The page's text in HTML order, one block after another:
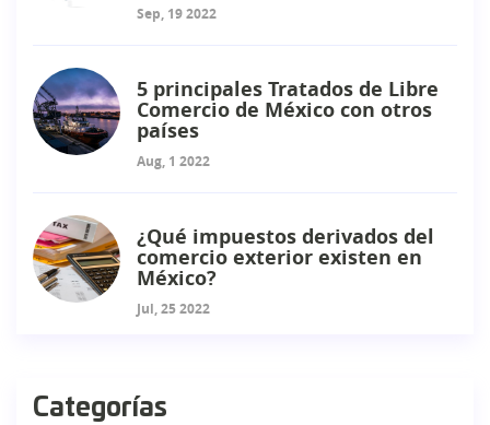
Sep, 19 2022
5 principales Tratados de Libre
Comercio de México con otros
países
Aug, 1 2022
¿Qué impuestos derivados del
comercio exterior existen en
México?
Jul, 25 2022
Categorías